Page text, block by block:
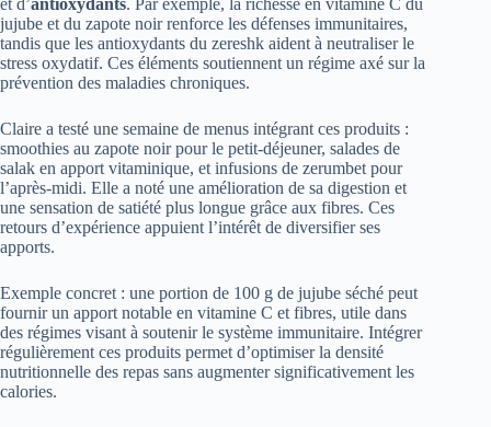
et d’antioxydants. Par exemple, la richesse en vitamine C du
jujube et du zapote noir renforce les défenses immunitaires,
tandis que les antioxydants du zereshk aident à neutraliser le
stress oxydatif. Ces éléments soutiennent un régime axé sur la
prévention des maladies chroniques.
Claire a testé une semaine de menus intégrant ces produits :
smoothies au zapote noir pour le petit-déjeuner, salades de
salak en apport vitaminique, et infusions de zerumbet pour
l’après-midi. Elle a noté une amélioration de sa digestion et
une sensation de satiété plus longue grâce aux fibres. Ces
retours d’expérience appuient l’intérêt de diversifier ses
apports.
Exemple concret : une portion de 100 g de jujube séché peut
fournir un apport notable en vitamine C et fibres, utile dans
des régimes visant à soutenir le système immunitaire. Intégrer
régulièrement ces produits permet d’optimiser la densité
nutritionnelle des repas sans augmenter significativement les
calories.